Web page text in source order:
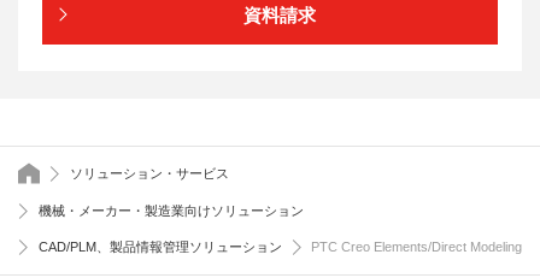
資料請求
トップページ
ソリューション・サービス
機械・メーカー・製造業向けソリューション
CAD/PLM、製品情報管理ソリューション PTC Creo Elements/Direct Modeling